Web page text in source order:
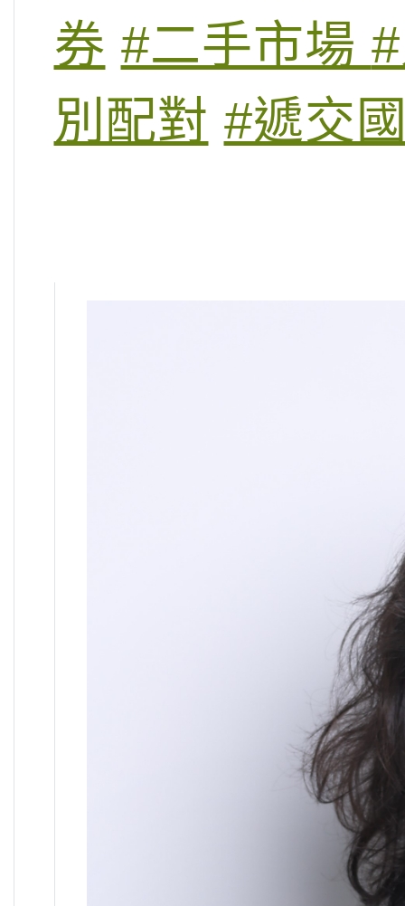
券 #二手市場
別配對 #遞交